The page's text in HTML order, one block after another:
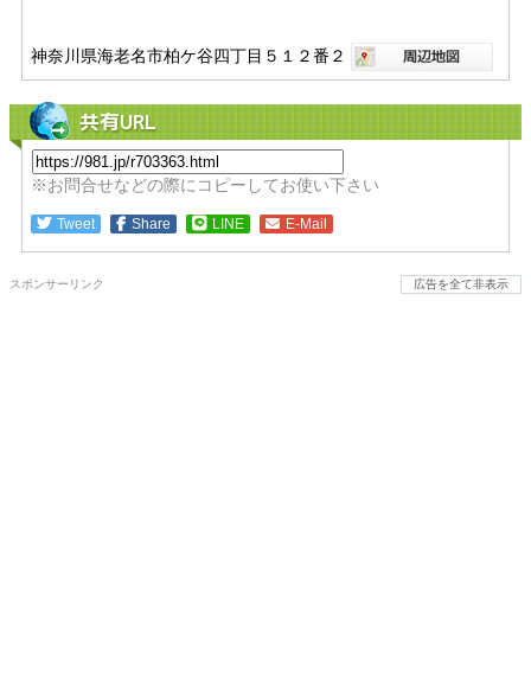
神奈川県海老名市柏ケ谷四丁目５１２番２
共有URL
※お問合せなどの際にコピーしてお使い下さい
Tweet Share LINE E-Mail
スポンサーリンク 広告を全て非表示